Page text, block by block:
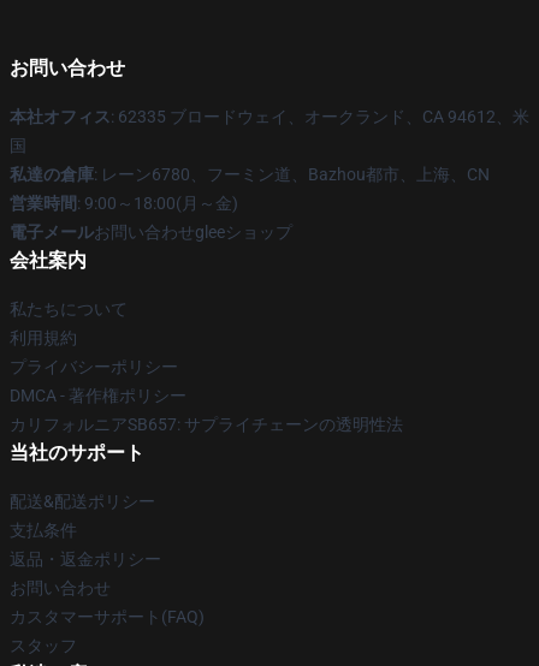
お問い合わせ
本社オフィス: 62335 ブロードウェイ、オークランド、CA 94612、米
国
私達の倉庫: レーン6780、フーミン道、Bazhou都市、上海、CN
営業時間: 9:00～18:00(月～金)
電子メールお問い合わせgleeショップ
会社案内
私たちについて
利用規約
プライバシーポリシー
DMCA - 著作権ポリシー
カリフォルニアSB657: サプライチェーンの透明性法
当社のサポート
配送&配送ポリシー
支払条件
返品・返金ポリシー
お問い合わせ
カスタマーサポート(FAQ)
スタッフ